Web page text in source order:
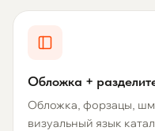
Обложка +
Обложка, форзацы,
визуальный язык